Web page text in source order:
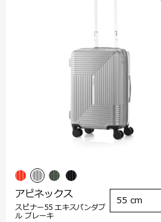
アピネックス
スピナー55 エキスパンダブ
ル ブレーキ
55 cm